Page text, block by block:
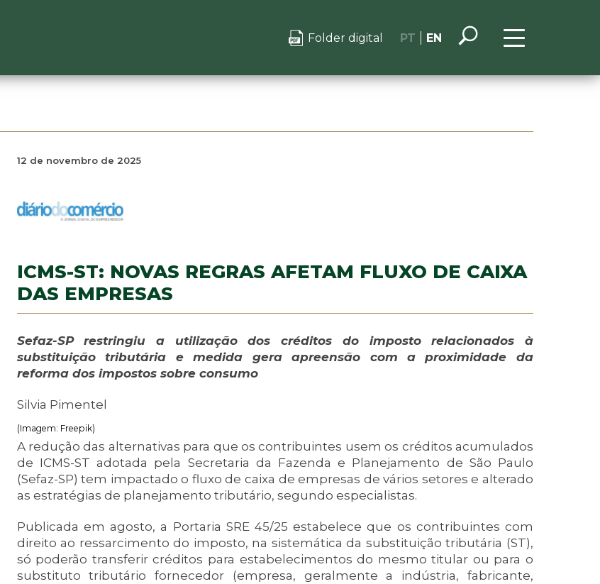
Folder digital PT EN
12 de novembro de 2025
ICMS-ST: NOVAS REGRAS AFETAM FLUXO DE CAIXA
DAS EMPRESAS
Sefaz-SP restringiu a utilização dos créditos do imposto relacionados à
substituição tributária e medida gera apreensão com a proximidade da
reforma dos impostos sobre consumo
Silvia Pimentel
(Imagem: Freepik)
A redução das alternativas para que os contribuintes usem os créditos acumulados
de ICMS-ST adotada pela Secretaria da Fazenda e Planejamento de São Paulo
(Sefaz-SP) tem impactado o fluxo de caixa de empresas de vários setores e alterado
as estratégias de planejamento tributário, segundo especialistas.
Publicada em agosto, a Portaria SRE 45/25 estabelece que os contribuintes com
direito ao ressarcimento do imposto, na sistemática da substituição tributária (ST),
só poderão transferir créditos para estabelecimentos do mesmo titular ou para o
substituto tributário fornecedor (empresa, geralmente a indústria, fabricante,